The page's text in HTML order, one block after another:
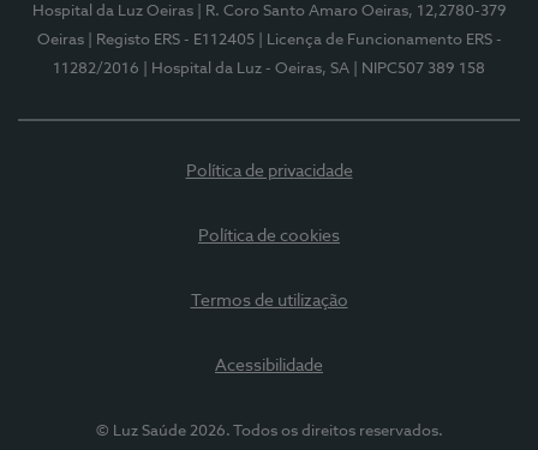
Hospital da Luz Oeiras
| R. Coro Santo Amaro Oeiras, 12,2780-379
Oeiras
| Registo ERS - E112405
| Licença de Funcionamento ERS -
11282/2016
| Hospital da Luz - Oeiras, SA | NIPC507 389 158
Política de privacidade
Política de cookies
Termos de utilização
Acessibilidade
© Luz Saúde 2026. Todos os direitos reservados.